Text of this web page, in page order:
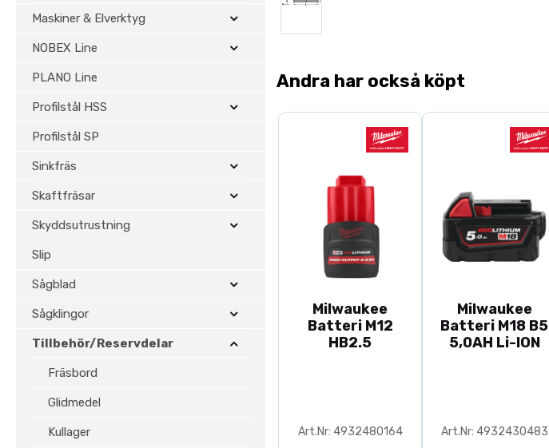
Maskiner & Elverktyg
NOBEX Line
PLANO Line
Profilstål HSS
Profilstål SP
Sinkfräs
Skaftfräsar
Skyddsutrustning
Slip
Sågblad
Sågklingor
Tillbehör/Reservdelar
Fräsbord
Glidmedel
Kullager
Andra har också köpt
Milwaukee
Batteri M12
HB2.5
Art.Nr: 4932480164
Milwaukee
Batteri M18 B5
5,0AH Li-ION
Art.Nr: 4932430483